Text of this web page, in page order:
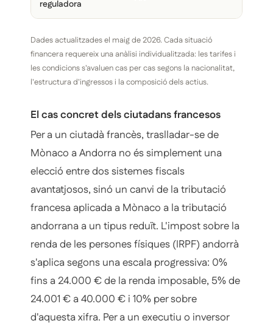
reguladora
Dades actualitzades el maig de 2026. Cada situació
financera requereix una anàlisi individualitzada: les tarifes i
les condicions s'avaluen cas per cas segons la nacionalitat,
l'estructura d'ingressos i la composició dels actius.
El cas concret dels ciutadans francesos
Per a un ciutadà francès, traslladar-se de
Mònaco a Andorra no és simplement una
elecció entre dos sistemes fiscals
avantatjosos, sinó un canvi de la tributació
francesa aplicada a Mònaco a la tributació
andorrana a un tipus reduït. L'impost sobre la
renda de les persones físiques (IRPF) andorrà
s'aplica segons una escala progressiva: 0%
fins a 24.000 € de la renda imposable, 5% de
24.001 € a 40.000 € i 10% per sobre
d'aquesta xifra. Per a un executiu o inversor